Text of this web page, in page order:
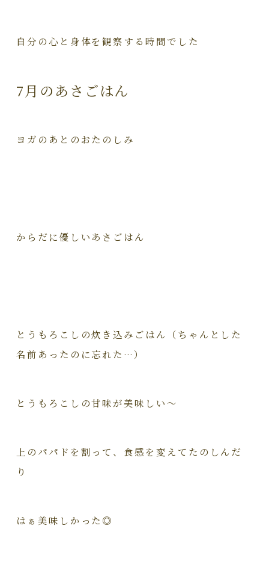
自分の心と身体を観察する時間でした
7月のあさごはん
ヨガのあとのおたのしみ
からだに優しいあさごはん
とうもろこしの炊き込みごはん（ちゃんとした
名前あったのに忘れた…）
とうもろこしの甘味が美味しい～
上のパパドを割って、食感を変えてたのしんだ
り
はぁ美味しかった◎